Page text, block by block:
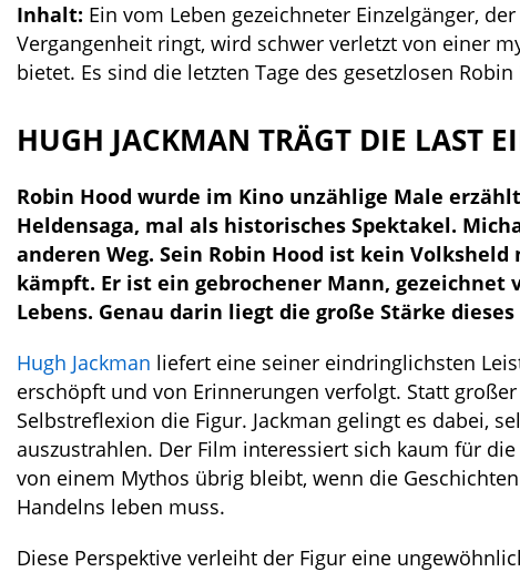
Inhalt: Ein vom Leben gezeichneter Einzelgänger,
Vergangenheit ringt, wird schwer verletzt von einer
bietet. Es sind die letzten Tage des gesetzlosen Robin
HUGH JACKMAN TRÄGT DIE LAST
Robin Hood wurde im Kino unzählige Male
Heldensaga, mal als historisches Spektakel.
anderen Weg. Sein Robin Hood ist kein
kämpft. Er ist ein gebrochener Mann, gezeichnet
Lebens. Genau darin liegt die große Stärke dieses
Hugh Jackman liefert eine seiner eindringlichsten
erschöpft und von Erinnerungen verfolgt. Statt
Selbstreflexion die Figur. Jackman gelingt es dabei,
auszustrahlen. Der Film interessiert sich kaum für
von einem Mythos übrig bleibt, wenn die
Handelns leben muss.
Diese Perspektive verleiht der Figur eine